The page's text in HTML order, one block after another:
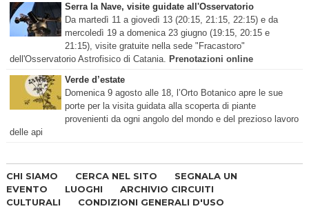
Serra la Nave, visite guidate all'Osservatorio
Da martedì 11 a giovedì 13 (20:15, 21:15, 22:15) e da
mercoledì 19 a domenica 23 giugno (19:15, 20:15 e
21:15), visite gratuite nella sede "Fracastoro"
dell'Osservatorio Astrofisico di Catania. Prenotazioni online
Verde d’estate
Domenica 9 agosto alle 18, l’Orto Botanico apre le sue
porte per la visita guidata alla scoperta di piante
provenienti da ogni angolo del mondo e del prezioso lavoro
delle api
CHI SIAMO CERCA NEL SITO
SEGNALA UN
EVENTO
LUOGHI
ARCHIVIO CIRCUITI
CULTURALI
CONDIZIONI GENERALI D'USO